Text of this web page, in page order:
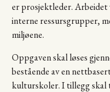
er prosjektleder.
interne ressursgrupper,
miljøene.
Oppgaven skal løses
bestående av en
kulturskoler. I tillegg skal